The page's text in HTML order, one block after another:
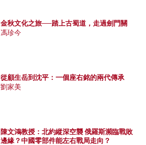
金秋文化之旅──踏上古蜀道，走過劍門關
馮珍今
從顧生岳到沈平：一個座右銘的兩代傳承
劉家美
陳文鴻教授：北約縱深空襲 俄羅斯瀕臨戰敗
邊緣？中國零部件能左右戰局走向？